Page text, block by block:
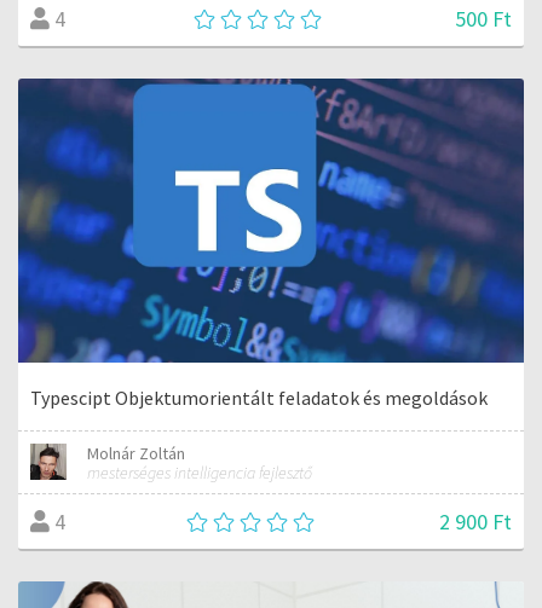
4 500 Ft
Typescipt Objektumorientált feladatok és megoldások
Molnár Zoltán
mesterséges intelligencia fejlesztő
4 2 900 Ft